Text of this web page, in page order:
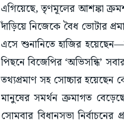
এগিয়েছে, তৃণমূলের আশঙ্কা
দাঁড়িয়ে নিজেকে বৈধ ভোটার
এসে শুনানিতে হাজির
পিছনে বিজেপির ‘অভিসন্ধি’
তথ্যপ্রমাণ সহ সোচ্চার হয়েছেন
মানুষের সমর্থন ক্রমাগত
সোমবার বিধানসভা